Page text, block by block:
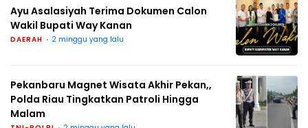
Ayu Asalasiyah Terima Dokumen Calon
Wakil Bupati Way Kanan
DAERAH 2 minggu yang lalu
Pekanbaru Magnet Wisata Akhir Pekan,,
Polda Riau Tingkatkan Patroli Hingga
Malam